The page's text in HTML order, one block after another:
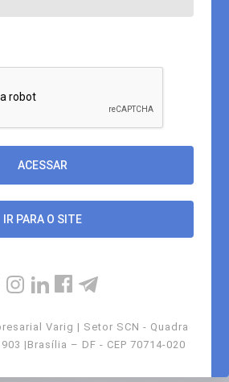
IR PARA O SITE
Varig | Setor SCN - Quadra
|Brasília – DF - CEP 70714-020